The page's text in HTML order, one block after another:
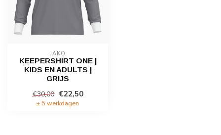
JAKO
KEEPERSHIRT ONE |
KIDS EN ADULTS |
GRIJS
€30,00 €22,50
± 5 werkdagen